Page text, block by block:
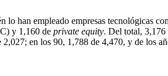
lo han empleado empresas tecnológicas
y 1,160 de private equity. Del total, 3,176
en los 90, 1,788 de 4,470, y de los